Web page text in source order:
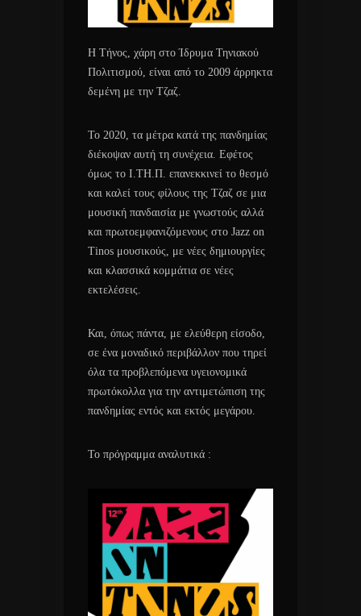
Η Τήνος, χάρη στο Ίδρυμα Τηνιακού
Πολιτισμού, είναι από το 2009 άρρηκτα
δεμένη με την Τζαζ.
Το 2020, τα μέτρα κατά της πανδημίας
διέκοψαν αυτή τη συνέχεια. Εφέτος
όμως το Ι.ΤΗ.Π. επανεκκινεί το θεσμό
και καλεί τους φίλους της Τζαζ σε μια
μουσική πανδαισία με γνωστούς αλλά
και πρωτοεμφανιζόμενους στο Jazz on
Tinos μουσικούς, με νέες δημιουργίες
και κλασσικά κομμάτια σε νέες
εκτελέσεις.
Και, όπως πάντα, με ελεύθερη είσοδο,
σε ένα μοναδικό περιβάλλον που τηρεί
όλα τα προβλεπόμενα υγειονομικά
πρωτόκολλα για την αντιμετώπιση της
πανδημίας εντός και εκτός μεγάρου.
Το πρόγραμμα αναλυτικά :